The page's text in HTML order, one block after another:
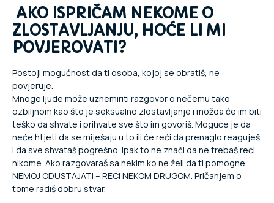
AKO ISPRIČAM NEKOME O
ZLOSTAVLJANJU, HOĆE LI MI
POVJEROVATI?
Postoji mogućnost da ti osoba, kojoj se obratiš, ne
povjeruje.
Mnoge ljude može uznemiriti razgovor o nečemu tako
ozbiljnom kao što je seksualno zlostavljanje i možda će im biti
teško da shvate i prihvate sve što im govoriš. Moguće je da
neće htjeti da se miješaju u to ili će reći da prenaglo reaguješ
i da sve shvataš pogrešno. Ipak to ne znači da ne trebaš reći
nikome. Ako razgovaraš sa nekim ko ne želi da ti pomogne,
NEMOJ ODUSTAJATI – RECI NEKOM DRUGOM. Pričanjem o
tome radiš dobru stvar.